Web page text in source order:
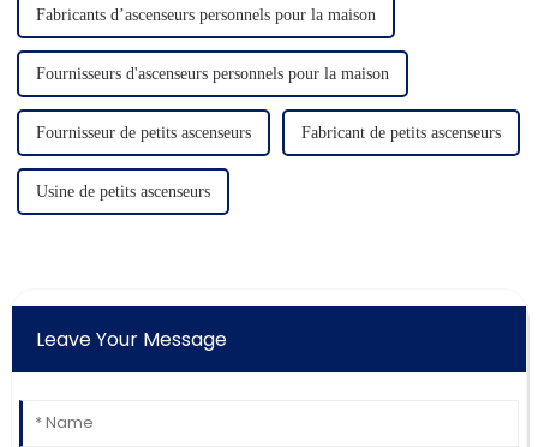
Fabricants d’ascenseurs personnels pour la maison
Fournisseurs d'ascenseurs personnels pour la maison
Fournisseur de petits ascenseurs Fabricant de petits ascenseurs
Usine de petits ascenseurs
Leave Your Message